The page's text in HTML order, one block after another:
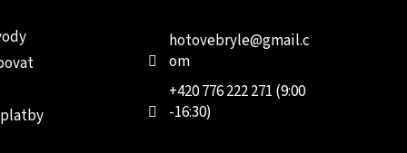
hotovebryle@gmail.c
om
+420 776 222 271 (9:00
-16:30)